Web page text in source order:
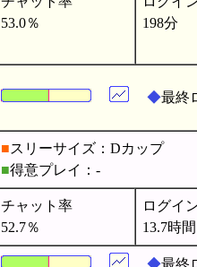
53.0％
198分
◆最終
■スリーサイズ：Dカップ
■得意プレイ：-
チャット率
52.7％
ログイ
13.7時間
◆最終